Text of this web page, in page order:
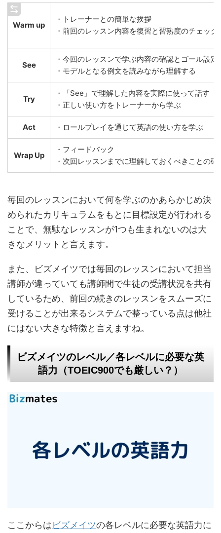
Warm up
・トレーナーとの簡単な挨拶
・前回のレッスン内容を復習と習熟度のチェック
See
・今回のレッスンで学ぶ内容の確認とゴール設定
・モデルとなる例文を読みながら理解する
Try
・「See」で理解した内容を実際に使って話す
・正しい使い方をトレーナーから学ぶ
Act ・ロールプレイを通じて英語の使い方を学ぶ
Wrap Up
・フィードバック
・次回レッスンまでに理解しておくべきことの確
毎回のレッスンにおいて何を学ぶのかあらかじめ決
められたカリキュラムをもとに目標設定が行われる
ことで、無駄なレッスンが1つも生まれないのは大
きなメリットと言えます。
また、ビズメイツでは毎回のレッスンにおいて担当
講師が違っていても講師間で生徒の受講状況を共有
しているため、前回の続きのレッスンをスムーズに
受けることが出来るシステムで整っている点は他社
にはない大きな特徴と言えますね。
ビズメイツのレベル／各レベルに必要な英
語力（TOEIC900でも厳しい？）
ここからはビズメイツの各レベルに必要な英語力に